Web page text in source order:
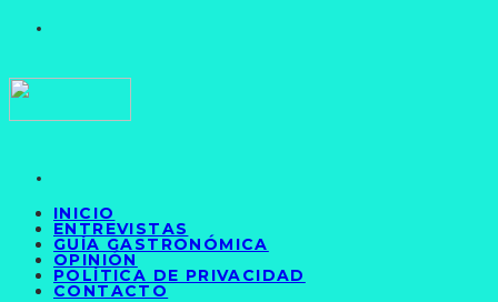
INICIO
ENTREVISTAS
GUÍA GASTRONÓMICA
OPINIÓN
POLÍTICA DE PRIVACIDAD
CONTACTO